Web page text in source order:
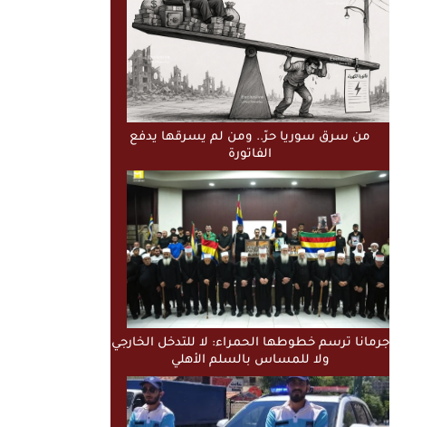
من سرق سوريا حرّ.. ومن لم يسرقها يدفع
الفاتورة
جرمانا ترسم خطوطها الحمراء: لا للتدخل الخارجي
ولا للمساس بالسلم الأهلي